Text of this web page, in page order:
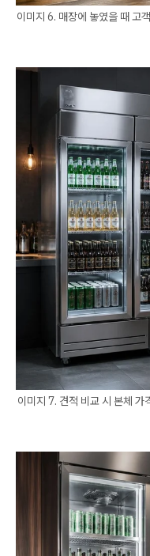
이미지 6. 매장에 놓였을 때 고
이미지 7. 견적 비교 시 본체 가